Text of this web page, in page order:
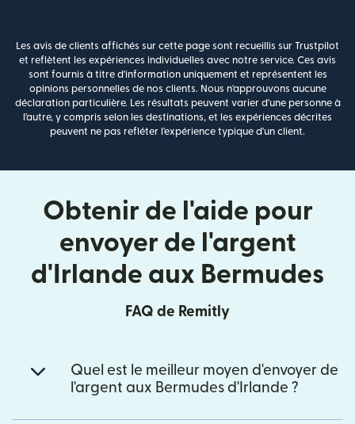
Les avis de clients affichés sur cette page sont recueillis sur Trustpilot
et reflètent les expériences individuelles avec notre service. Ces avis
sont fournis à titre d'information uniquement et représentent les
opinions personnelles de nos clients. Nous n'approuvons aucune
déclaration particulière. Les résultats peuvent varier d'une personne à
l'autre, y compris selon les destinations, et les expériences décrites
peuvent ne pas refléter l'expérience typique d'un client.
Obtenir de l'aide pour
envoyer de l'argent
d'Irlande aux Bermudes
FAQ de Remitly
Quel est le meilleur moyen d'envoyer de
l'argent aux Bermudes d'Irlande ?